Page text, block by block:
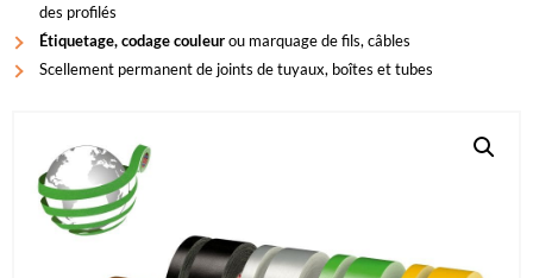
des profilés
Étiquetage, codage couleurou marquage de fils, câbles
Scellement permanent de joints de tuyaux, boîtes et tubes